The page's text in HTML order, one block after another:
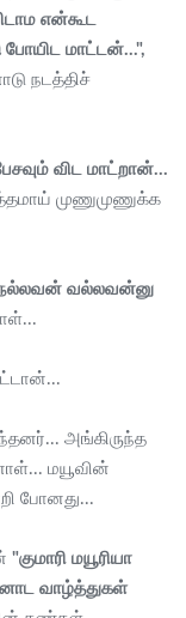
என்கூட
மாட்டன்...",
நடத்திச்
விட மாட்றான்...
முணுமுணுக்க
வல்லவன்னு
அங்கிருந்த
மயூவின்
போனது...
"குமாரி மயூரியா
வாழ்த்துகள்